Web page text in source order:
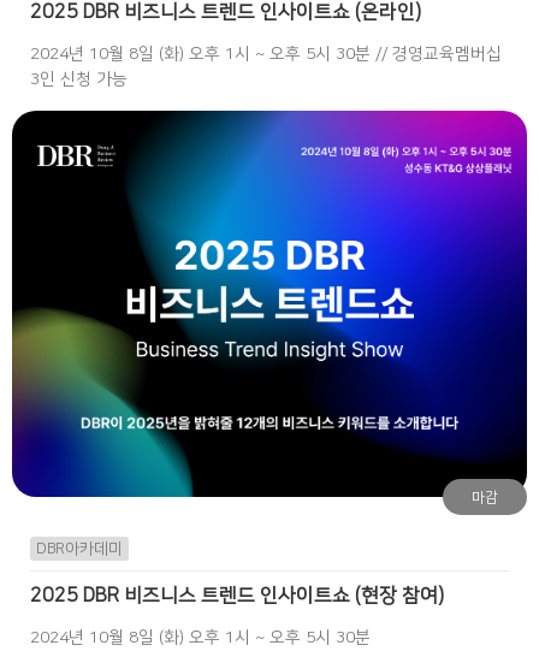
2025 DBR 비즈니스 트렌드 인사이트쇼 (온라인)
2024년 10월 8일 (화) 오후 1시 ~ 오후 5시 30분 // 경영교육멤버십
3인 신청 가능
마감
DBR아카데미
2025 DBR 비즈니스 트렌드 인사이트쇼 (현장 참여)
2024년 10월 8일 (화) 오후 1시 ~ 오후 5시 30분